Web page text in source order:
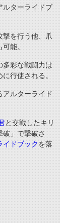
ルターライドブ
撃を行う他、爪
能。
多彩な戦闘力は
行使される。
アルターライド
と交戦したキリ
」で撃破さ
イドブックを落